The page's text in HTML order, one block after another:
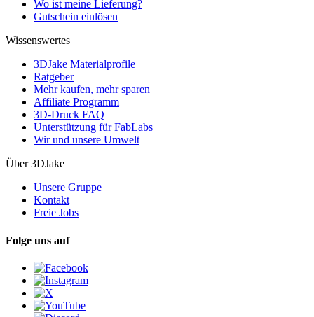
Wo ist meine Lieferung?
Gutschein einlösen
Wissenswertes
3DJake Materialprofile
Ratgeber
Mehr kaufen, mehr sparen
Affiliate Programm
3D-Druck FAQ
Unterstützung für FabLabs
Wir und unsere Umwelt
Über 3DJake
Unsere Gruppe
Kontakt
Freie Jobs
Folge uns auf